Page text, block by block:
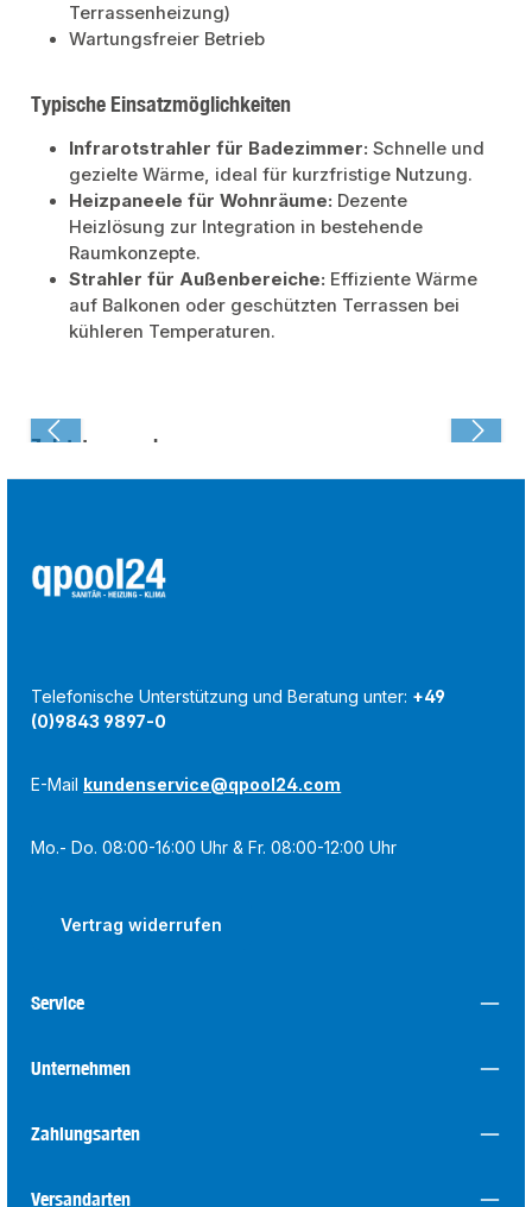
Terrassenheizung)
Wartungsfreier Betrieb
Typische Einsatzmöglichkeiten
Infrarotstrahler für Badezimmer: Schnelle und
gezielte Wärme, ideal für kurzfristige Nutzung.
Heizpaneele für Wohnräume: Dezente
Heizlösung zur Integration in bestehende
Raumkonzepte.
Strahler für Außenbereiche: Effiziente Wärme
auf Balkonen oder geschützten Terrassen bei
kühleren Temperaturen.
Zuletzt angesehen:
Telefonische Unterstützung und Beratung unter: +49
(0)9843 9897-0
E-Mail kundenservice@qpool24.com
Mo.- Do. 08:00-16:00 Uhr & Fr. 08:00-12:00 Uhr
Vertrag widerrufen
Service
Unternehmen
Zahlungsarten
Versandarten